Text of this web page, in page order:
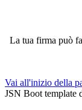
La tua firma può
Vai all'inizio della
JSN Boot template